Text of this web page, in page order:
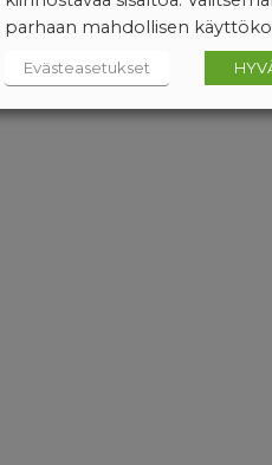
parhaan mahdollisen
Evästeasetukset